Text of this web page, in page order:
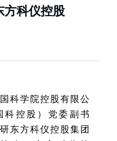
方科仪控股
科学院控股有限公
科控股）党委副书
东方科仪控股集团